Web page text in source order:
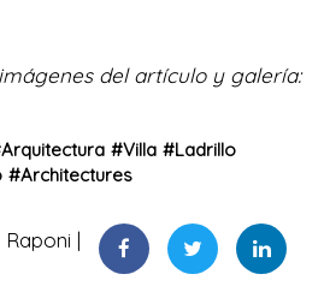
del artículo y galería:
Arquitectura #Villa #Ladrillo
#Architectures
Raponi